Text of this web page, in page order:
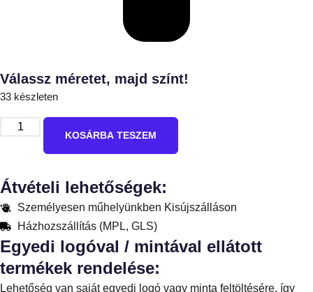
Válassz méretet, majd színt!
33 készleten
KOSÁRBA TESZEM
Átvételi lehetőségek:
Személyesen műhelyünkben Kisújszálláson
Házhozszállítás (MPL, GLS)
Egyedi logóval / mintával ellátott
termékek rendelése:
Lehetőség van saját egyedi logó vagy minta feltöltésére, így